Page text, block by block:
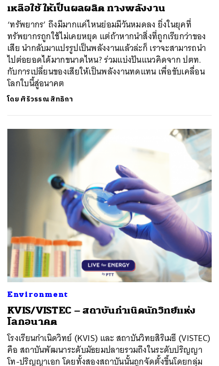
เหลือใช้ ให้เป็นผลผลิต ทางพลังงาน
‘ทรัพยากร’ ถึงมีมากแค่ไหนย่อมมีวันหมดลง ยิ่งในยุคที่
ทรัพยากรถูกใช้ไม่เคยหยุด แต่ถ้าหากนำสิ่งที่ถูกเรียกว่าของ
เสีย นำกลับมาแปรรูปเป็นพลังงานแล้วล่ะก็ เราจะสามารถนำ
ไปต่อยอดได้มากขนาดไหน? ร่วมแบ่งปันแนวคิดจาก ปตท.
กับการเปลี่ยนของเสียให้เป็นพลังงานทดแทน เพื่อขับเคลื่อน
โลกใบนี้สู่อนาคต
โดย ศิริวรรณ สิทธิกา
Environment
KVIS/VISTEC – สถาบันกำเนิดนักวิทย์แห่ง
โลกอนาคต
โรงเรียนกำเนิดวิทย์ (KVIS) และ สถาบันวิทยสิริเมธี (VISTEC)
คือ สถาบันพัฒนาระดับมัธยมปลายรวมถึงในระดับปริญญา
โท-ปริญญาเอก โดยทั้งสองสถาบันนั้นถูกจัดตั้งขึ้นโดยกลุ่ม
SHARE TWEET LINE EMAIL